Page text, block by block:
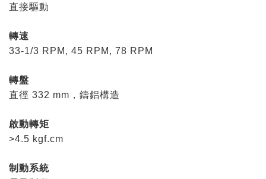
直接驅動
轉速
33-1/3 RPM, 45 RPM, 78 RPM
轉盤
直徑 332 mm，鑄鋁構造
啟動轉矩
>4.5 kgf.cm
制動系統